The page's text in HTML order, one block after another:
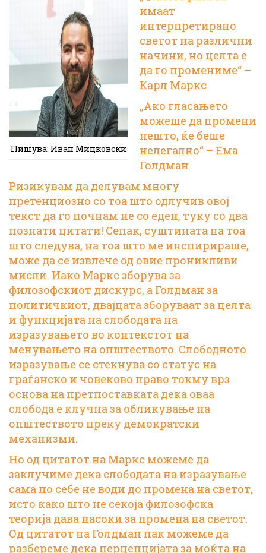
Пишува: Иван Мицковски
имаат
интерпретирано
светот на различни
начини, но целта е
да го промениме“ –
Карл Маркс
„Ако гласањето
можеше да промени
нешто, ќе беше
нелегално“ – Ема
Голдман
Ризикувам да делувам многу
претенциозно со тоа што одлучив овој
текст да го почнам не со еден, туку со два
познати цитати! Сепак, суштината на тоа
што следува, на тоа што ме инспирираше,
може да се извлече од овие проникливи
мисли. Иако Маркс зборува за
филозофскиот дискурс, а Голдман за
политичкиот, двајцата зборуваат за целта
и функцијата на слободата на
изразувањето во контекстот на
менувањето на општеството. Слободното
изразување се стекнува со статус на
граѓанско и човеково право токму врз
основа на претпоставката дека оваа
слобода е клучна за обликување на
општеството преку демократски
механизми.
Но од цитатот на Маркс можеме да
заклучиме дека слободата на изразување
сама по себе не води до промена на светот,
исто како што не секоја филозофска
теорија дава насоки за промена на светот.
Од цитатот на Голдман пак можеме да
разбереме дека перцепцијата за моќта на